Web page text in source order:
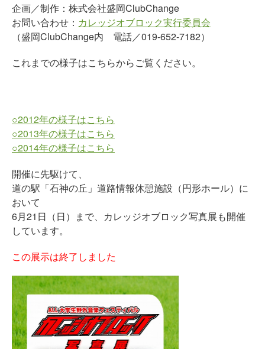
企画／制作：株式会社盛岡ClubChange
お問い合わせ： カレッジオブロック実行委員会
（盛岡ClubChange内 電話／019-652-7182）
これまでの様子はこちらからご覧ください。
○2012年の様子はこちら
○2013年の様子はこちら
○2014年の様子はこちら
開催に先駆けて、
道の駅「石神の丘」道路情報休憩施設（円形ホール）に
おいて
6月21日（日）まで、カレッジオブロック写真展も開催
しています。
この展示は終了しました